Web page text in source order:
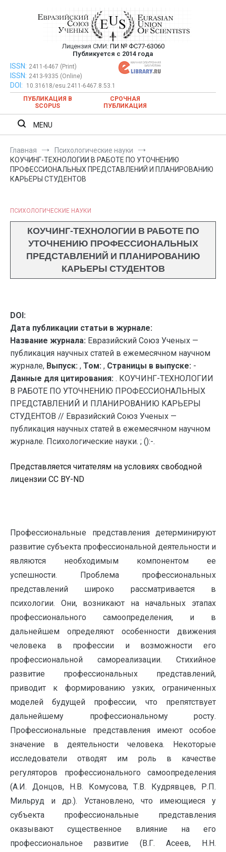
Евразийский Союз Ученых —
публикация научных статей в
ежемесячном научном журнале
Лицензия СМИ: ПИ № ФС77-63060
Публикуется с 2014 года
Евразийский Союз Ученых — публикация научных статей в
ежемесячном научном журнале
ISSN: 2411-6467 (Print)
ISSN: 2413-9335 (Online)
DOI:
10.31618/esu.2411-6467.8.53.1
ПУБЛИКАЦИЯ В
SCOPUS
СРОЧНАЯ
ПУБЛИКАЦИЯ
MENU
Главная
Психологические науки
КОУЧИНГ-ТЕХНОЛОГИИ В РАБОТЕ ПО УТОЧНЕНИЮ
ПРОФЕССИОНАЛЬНЫХ ПРЕДСТАВЛЕНИЙ И ПЛАНИРОВАНИЮ
КАРЬЕРЫ СТУДЕНТОВ
ПСИХОЛОГИЧЕСКИЕ НАУКИ
КОУЧИНГ-ТЕХНОЛОГИИ В РАБОТЕ ПО
УТОЧНЕНИЮ ПРОФЕССИОНАЛЬНЫХ
ПРЕДСТАВЛЕНИЙ И ПЛАНИРОВАНИЮ
КАРЬЕРЫ СТУДЕНТОВ
DOI:
Дата публикации статьи в журнале:
Название журнала: Евразийский Союз Ученых —
публикация научных статей в ежемесячном научном
журнале, Выпуск: , Том: , Страницы в выпуске: -
Данные для цитирования: . КОУЧИНГ-ТЕХНОЛОГИИ
В РАБОТЕ ПО УТОЧНЕНИЮ ПРОФЕССИОНАЛЬНЫХ
ПРЕДСТАВЛЕНИЙ И ПЛАНИРОВАНИЮ КАРЬЕРЫ
СТУДЕНТОВ // Евразийский Союз Ученых —
публикация научных статей в ежемесячном научном
журнале. Психологические науки. ; ():-.
Представляется читателям на условиях свободной
лицензии CC BY-ND
Профессиональные представления детерминируют
развитие субъекта профессиональной деятельности и
являются необходимым компонентом ее
успешности. Проблема профессиональных
представлений широко рассматривается в
психологии. Они, возникают на начальных этапах
профессионального самоопределения, и в
дальнейшем определяют особенности движения
человека в профессии и возможности его
профессиональной самореализации. Стихийное
развитие профессиональных представлений,
приводит к формированию узких, ограниченных
моделей будущей профессии, что препятствует
дальнейшему профессиональному росту.
Профессиональные представления имеют особое
значение в деятельности человека. Некоторые
исследователи отводят им роль в качестве
регуляторов профессионального самоопределения
(А.И. Донцов, Н.В. Комусова, Т.В. Кудрявцев, Р.П.
Мильруд и др.). Установлено, что имеющиеся у
субъекта профессиональные представления
оказывают существенное влияние на его
профессиональное развитие (В.Г. Асеев, Н.Н.